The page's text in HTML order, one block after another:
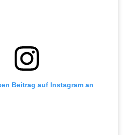
Beitrag auf Instagram an